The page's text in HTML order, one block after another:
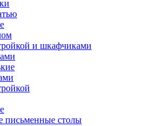
и шкафчиками
письменные столы